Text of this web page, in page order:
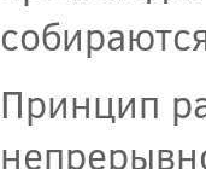
Принцип